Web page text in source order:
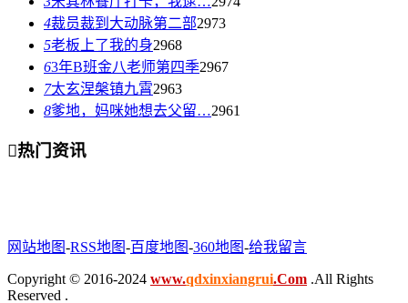
4裁员裁到大动脉第二部2973
5老板上了我的身2968
63年B班金八老师第四季2967
7太玄涅槃镇九霄2963
8爹地，妈咪她想去父留…2961
热门资讯
网站地图-RSS地图-百度地图-360地图-给我留言
Copyright © 2016-2024 www.qdxinxiangrui.Com .All Rights
Reserved .